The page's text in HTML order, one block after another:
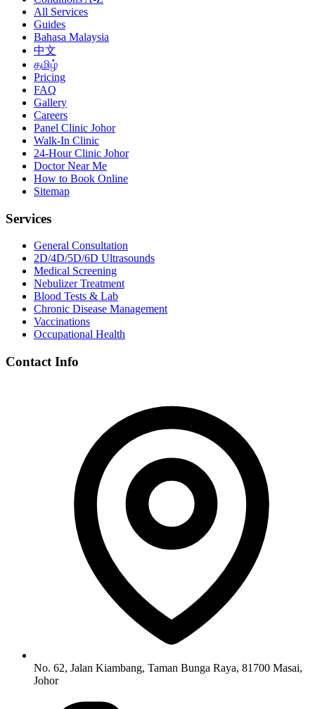
All Services
Guides
Bahasa Malaysia
中文
தமிழ்
Pricing
FAQ
Gallery
Careers
Panel Clinic Johor
Walk-In Clinic
24-Hour Clinic Johor
Doctor Near Me
How to Book Online
Sitemap
Services
General Consultation
2D/4D/5D/6D Ultrasounds
Medical Screening
Nebulizer Treatment
Blood Tests & Lab
Chronic Disease Management
Vaccinations
Occupational Health
Contact Info
No. 62, Jalan Kiambang, Taman Bunga Raya, 81700 Masai,
Johor